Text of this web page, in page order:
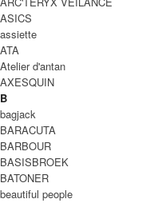
MEN
MEN ALL ITEM
/
/ ア
SHOES
SHOES ALL ITEM
ASICS
assiette
ATA
Atelier d'antan
AXESQUIN
B
bagjack
BARACUTA
BARBOUR
BASISBROEK
BATONER
beautiful people